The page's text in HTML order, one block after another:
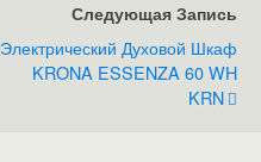
Следующая Запись
Электрический Духовой Шкаф
KRONA ESSENZA 60 WH
KRN